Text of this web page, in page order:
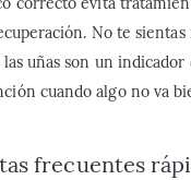
No te sientas
las uñas son un indicador
cuando algo no va
frecuentes